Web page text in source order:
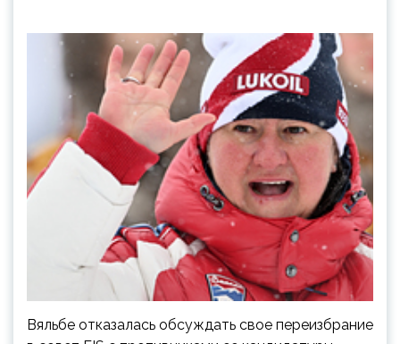
Вяльбе отказалась обсуждать свое переизбрание